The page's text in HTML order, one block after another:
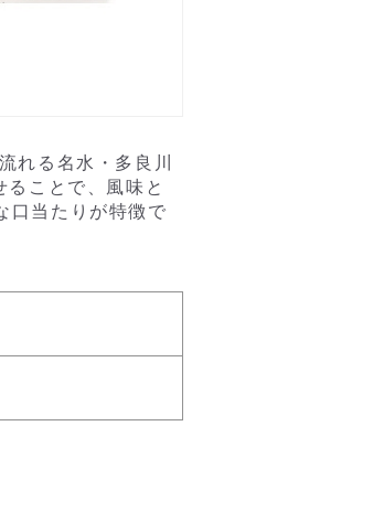
れる名水・多良川
ことで、風味と
口当たりが特徴で